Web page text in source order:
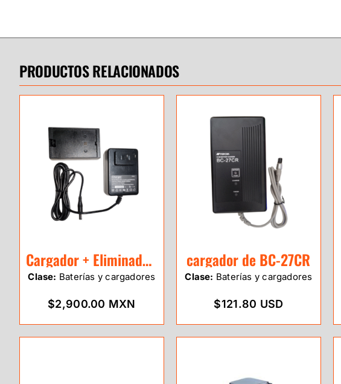
PRODUCTOS RELACIONADOS
Cargador + Eliminador para Estacion Total eSurvey E3
Clase: Baterías y cargadores
$2,900.00 MXN
cargador de BC-27CR
Clase: Baterías y cargadores
$121.80 USD